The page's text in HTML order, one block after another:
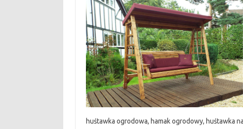
huśtawka ogrodowa, hamak ogrodowy, huśtawka